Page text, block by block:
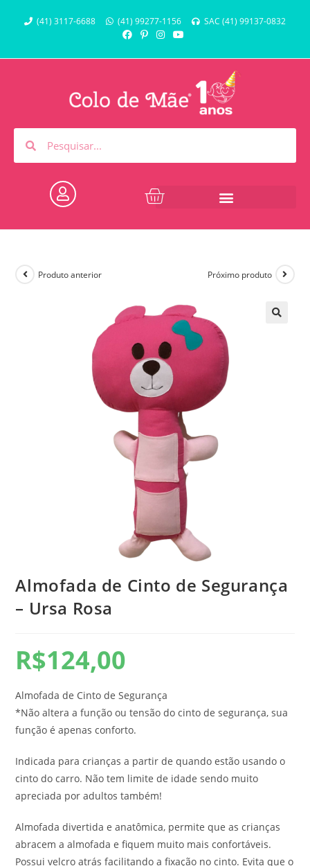
(41) 3117-6688 (41) 99277-1156 SAC (41) 99137-0832
Produto anterior Próximo produto
Almofada de Cinto de Segurança
– Ursa Rosa
R$124,00
Almofada de Cinto de Segurança
*Não altera a função ou tensão do cinto de segurança, sua
função é apenas conforto.
Indicada para crianças a partir de quando estão usando o
cinto do carro. Não tem limite de idade sendo muito
apreciada por adultos também!
Almofada divertida e anatômica, permite que as crianças
abracem a almofada e fiquem muito mais confortáveis.
Possui velcro atrás facilitando a fixação no cinto. Evita que o